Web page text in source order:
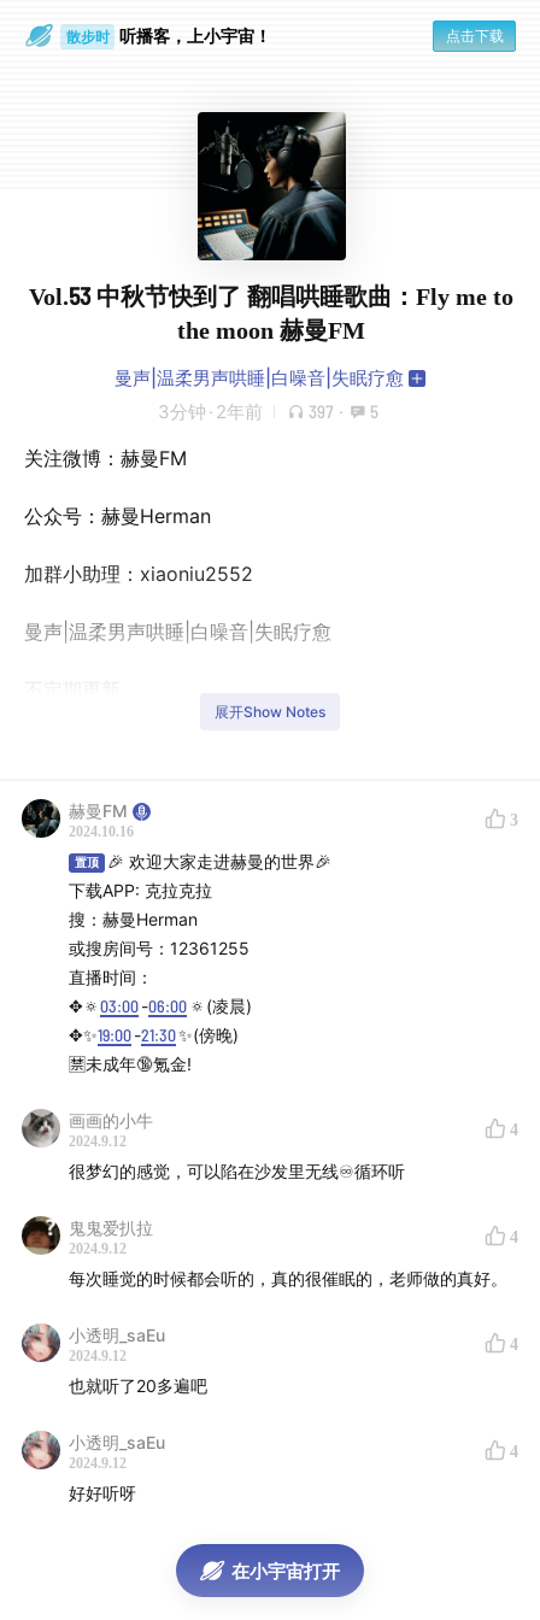
散步时 听播客，上小宇宙！ 点击下载
Vol.53 中秋节快到了 翻唱哄睡歌曲：Fly me to
the moon 赫曼FM
曼声|温柔男声哄睡|白噪音|失眠疗愈
3分钟 · 2年前 397 · 5
关注微博：赫曼FM
公众号：赫曼Herman
加群小助理：xiaoniu2552
曼声|温柔男声哄睡|白噪音|失眠疗愈
Vol.53 中秋节快到了 翻唱哄睡歌曲：Fly me to the
moon 赫曼FM
小黑在这里给您谢过了
展开Show Notes
赫曼FM
2024.10.16
3
置顶
🎉 欢迎大家走进赫曼的世界🎉
下载APP: 克拉克拉
搜：赫曼Herman
或搜房间号：12361255
直播时间：
✥🔅03:00-06:00 🔅(凌晨)
✥✨19:00-21:30✨(傍晚)
🈲未成年🔞氪金!
画画的小牛
2024.9.12
4
很梦幻的感觉，可以陷在沙发里无线♾️循环听
鬼鬼爱扒拉
2024.9.12
4
每次睡觉的时候都会听的，真的很催眠的，老师做的真好。
小透明_saEu
2024.9.12
4
也就听了20多遍吧
小透明_saEu
2024.9.12
4
好好听呀
在小宇宙打开